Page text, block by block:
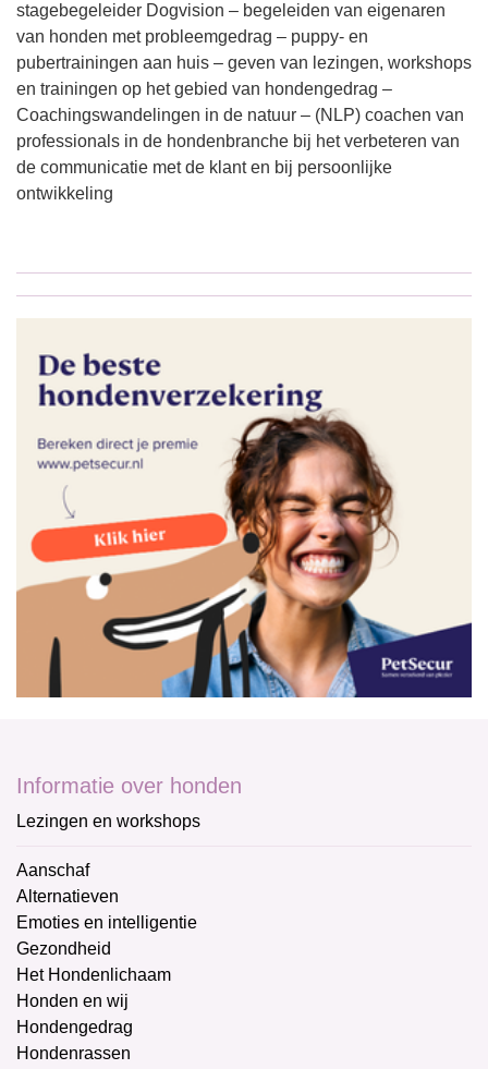
stagebegeleider Dogvision – begeleiden van eigenaren
van honden met probleemgedrag – puppy- en
pubertrainingen aan huis – geven van lezingen, workshops
en trainingen op het gebied van hondengedrag –
Coachingswandelingen in de natuur – (NLP) coachen van
professionals in de hondenbranche bij het verbeteren van
de communicatie met de klant en bij persoonlijke
ontwikkeling
Informatie over honden
Lezingen en workshops
Aanschaf
Alternatieven
Emoties en intelligentie
Gezondheid
Het Hondenlichaam
Honden en wij
Hondengedrag
Hondenrassen